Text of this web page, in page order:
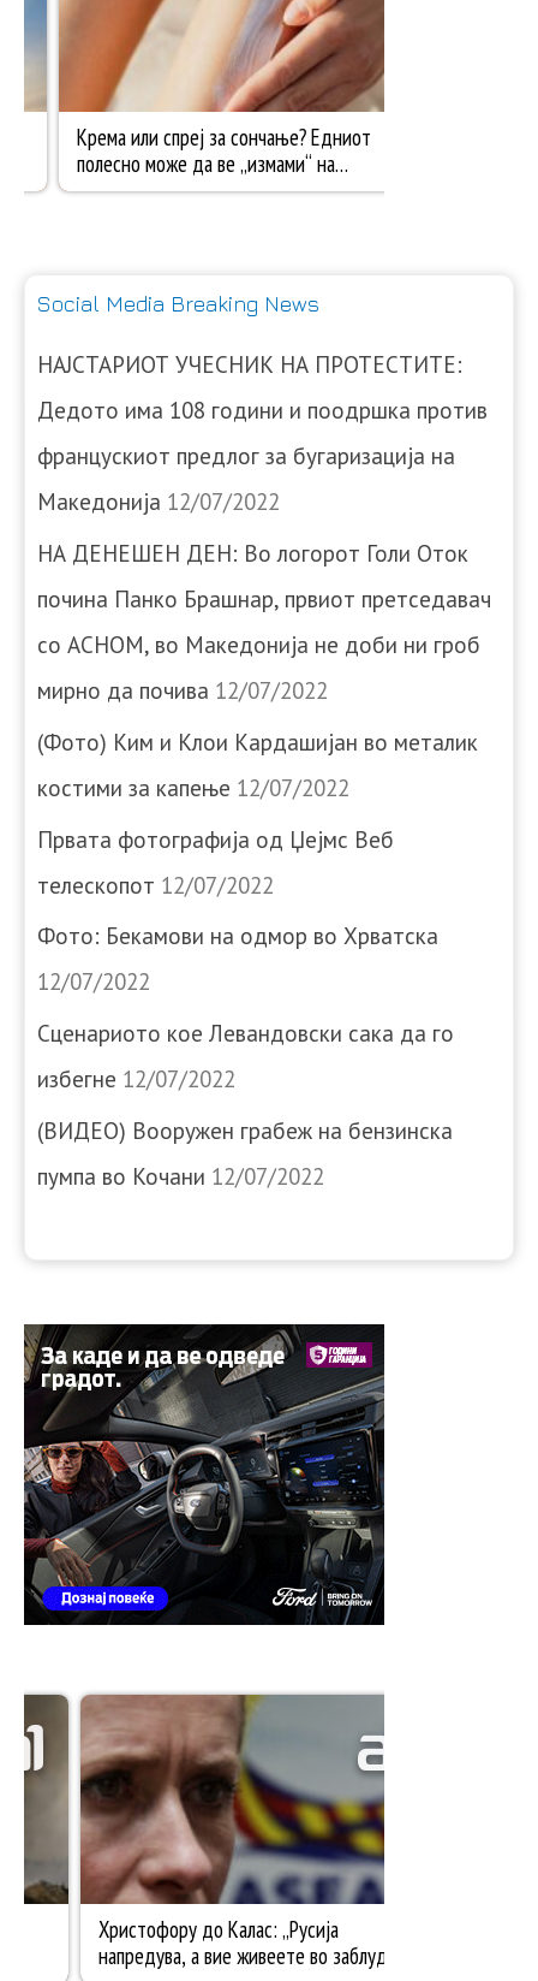
Social Media Breaking News
НАЈСТАРИОТ УЧЕСНИК НА ПРОТЕСТИТЕ:
Дедото има 108 години и поодршка против
францускиот предлог за бугаризација на
Македонија 12/07/2022
НА ДЕНЕШЕН ДЕН: Во логорот Голи Оток
почина Панко Брашнар, првиот претседавач
со АСНОМ, во Македонија не доби ни гроб
мирно да почива 12/07/2022
(Фото) Ким и Клои Кардашијан во металик
костими за капење 12/07/2022
Првата фотографија од Џејмс Веб
телескопот 12/07/2022
Фото: Бекамови на одмор во Хрватска
12/07/2022
Сценариото кое Левандовски сака да го
избегне 12/07/2022
(ВИДЕО) Вооружен грабеж на бензинска
пумпа во Кочани 12/07/2022